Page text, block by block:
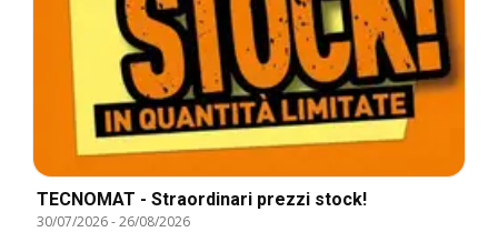
TECNOMAT - Straordinari prezzi stock!
30/07/2026-26/08/2026